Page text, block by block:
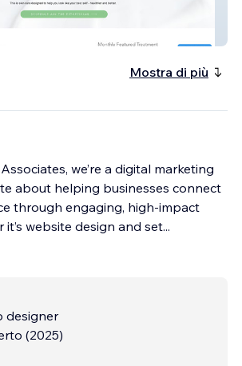
Mostra di più
we’re a digital marketing
about helping businesses connect
through engaging, high-impact
website design and set...
designer
(2025)